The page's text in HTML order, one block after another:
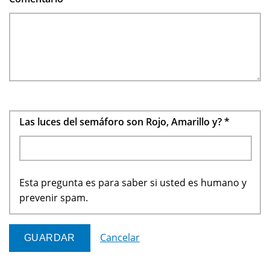
Las luces del semáforo son Rojo, Amarillo y?*
Esta pregunta es para saber si usted es humano y
prevenir spam.
Cancelar